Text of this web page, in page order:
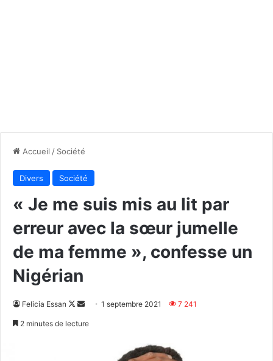
Accueil / Société
Divers Société
« Je me suis mis au lit par
erreur avec la sœur jumelle
de ma femme », confesse un
Nigérian
Felicia Essan
Follow
Envoyer1 septembre 2021 7 241
2 minutes de lecture